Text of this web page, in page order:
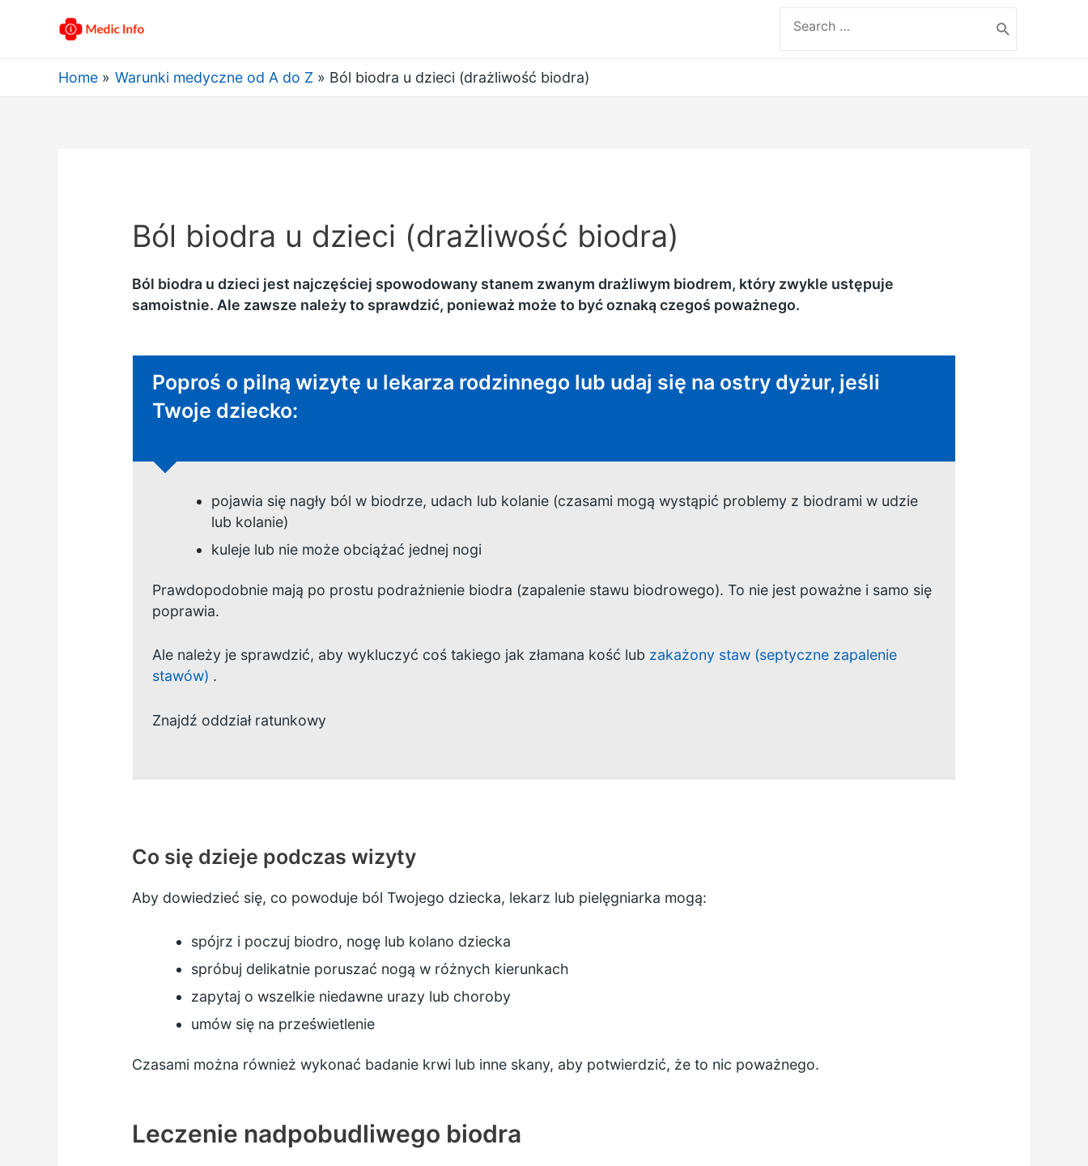
for:
Home Warunki medyczne od A do Z Ból biodra u dzieci (drażliwość biodra)
Ból biodra u dzieci (drażliwość biodra)
Ból biodra u dzieci jest najczęściej spowodowany stanem zwanym drażliwym biodrem, który zwykle ustępuje
samoistnie. Ale zawsze należy to sprawdzić, ponieważ może to być oznaką czegoś poważnego.
Pilna rada:
Poproś o pilną wizytę u lekarza rodzinnego lub udaj się na ostry dyżur, jeśli
Twoje dziecko:
pojawia się nagły ból w biodrze, udach lub kolanie (czasami mogą wystąpić problemy z biodrami w udzie
lub kolanie)
kuleje lub nie może obciążać jednej nogi
Prawdopodobnie mają po prostu podrażnienie biodra (zapalenie stawu biodrowego). To nie jest poważne i samo się
poprawia.
Ale należy je sprawdzić, aby wykluczyć coś takiego jak złamana kość lub zakażony staw (septyczne zapalenie
stawów) .
Znajdź oddział ratunkowy
Co się dzieje podczas wizyty
Aby dowiedzieć się, co powoduje ból Twojego dziecka, lekarz lub pielęgniarka mogą:
spójrz i poczuj biodro, nogę lub kolano dziecka
spróbuj delikatnie poruszać nogą w różnych kierunkach
zapytaj o wszelkie niedawne urazy lub choroby
umów się na prześwietlenie
Czasami można również wykonać badanie krwi lub inne skany, aby potwierdzić, że to nic poważnego.
Leczenie nadpobudliwego biodra